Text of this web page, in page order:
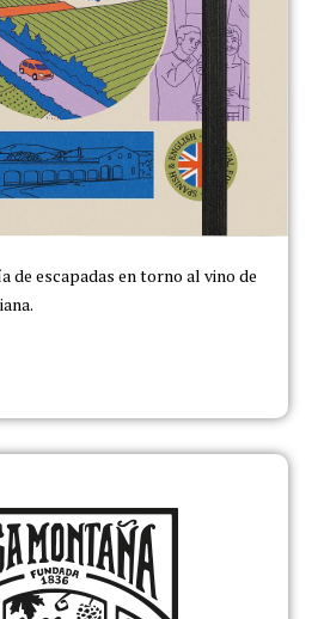
de escapadas en torno al vino de